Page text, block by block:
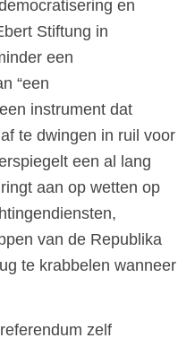
en
Stiftung in
een
“een
instrument dat
te dwingen in ruil voor
een al lang
aan op wetten op
van de Republika
te krabbelen wanneer
zelf